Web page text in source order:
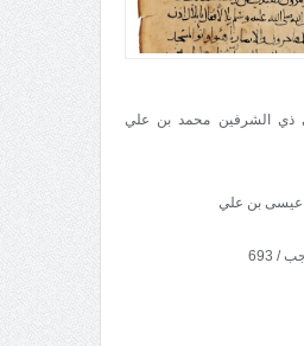
ذي الشرفين محمد بن علي
عيسى بن علي